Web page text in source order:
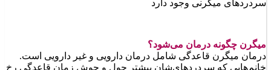
سردردهای میگرنی وجود دارد
میگرن چگونه درمان می‌شود؟
درمان میگرن قاعدگی شامل درمان دارویی و غیر دارویی است.
خانم‌هایی كه سردردهای‌شان بیشتر حول و حوش زمان قاعدگی رخ